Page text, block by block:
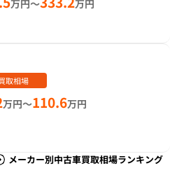
万円～ 万円
取相場
万円～110.6万円
メーカー別中古車買取相場ランキング